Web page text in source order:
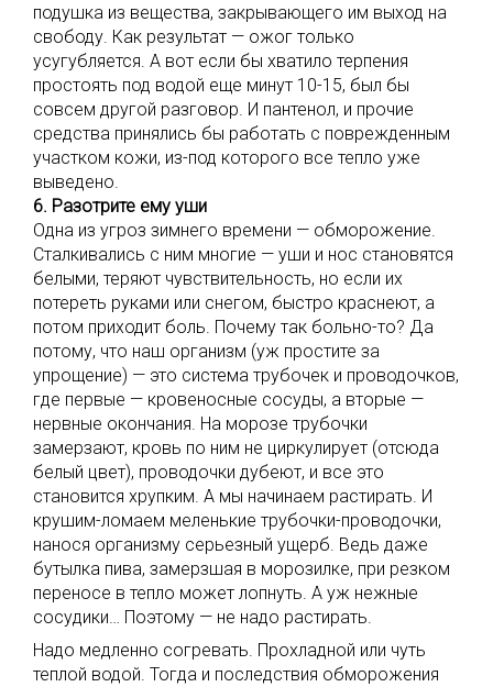
подушка из вещества, закрывающего им выход на
свободу. Как результат — ожог только
усугубляется. А вот если бы хватило терпения
простоять под водой еще минут 10-15, был бы
совсем другой разговор. И пантенол, и прочие
средства принялись бы работать с поврежденным
участком кожи, из-под которого все тепло уже
выведено.
6. Разотрите ему уши
Одна из угроз зимнего времени — обморожение.
Сталкивались с ним многие — уши и нос становятся
белыми, теряют чувствительность, но если их
потереть руками или снегом, быстро краснеют, а
потом приходит боль. Почему так больно-то? Да
потому, что наш организм (уж простите за
упрощение) — это система трубочек и проводочков,
где первые — кровеносные сосуды, а вторые —
нервные окончания. На морозе трубочки
замерзают, кровь по ним не циркулирует (отсюда
белый цвет), проводочки дубеют, и все это
становится хрупким. А мы начинаем растирать. И
крушим-ломаем меленькие трубочки-проводочки,
нанося организму серьезный ущерб. Ведь даже
бутылка пива, замерзшая в морозилке, при резком
переносе в тепло может лопнуть. А уж нежные
сосудики… Поэтому — не надо растирать.
Надо медленно согревать. Прохладной или чуть
теплой водой. Тогда и последствия обморожения